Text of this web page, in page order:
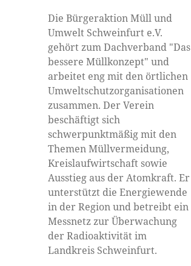
Die Bürgeraktion Müll und
Umwelt Schweinfurt e.V.
gehört zum Dachverband "Das
bessere Müllkonzept" und
arbeitet eng mit den örtlichen
Umweltschutzorganisationen
zusammen. Der Verein
beschäftigt sich
schwerpunktmäßig mit den
Themen Müllvermeidung,
Kreislaufwirtschaft sowie
Ausstieg aus der Atomkraft. Er
unterstützt die Energiewende
in der Region und betreibt ein
Messnetz zur Überwachung
der Radioaktivität im
Landkreis Schweinfurt.